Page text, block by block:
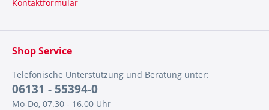
Kontaktformular
Shop Service
Telefonische Unterstützung und Beratung unter:
06131 - 55394-0
Mo-Do, 07.30 - 16.00 Uhr